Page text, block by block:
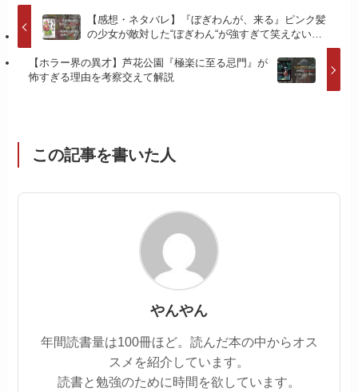
【感想・ネタバレ】『ぼぎわんが、来る』ピンク髪
の少女が敵対した“ぼぎわん“が強すぎて笑えない…
【ホラー界の異才】芦花公園『極楽に至る忌門』が
怖すぎる理由を考察交えて解説
この記事を書いた人
やんやん
年間読書量は100冊ほど。読んだ本の中からオス
スメを紹介しています。
読書と勉強のために時間を欲しています。